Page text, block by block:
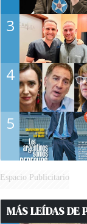
3
4
5
Espacio Publicitario
MÁS LEÍDAS DE